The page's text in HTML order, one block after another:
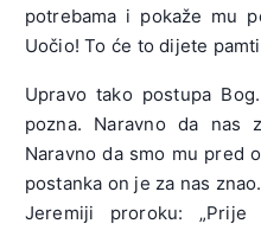
potrebama i pokaže mu
Uočio! To će to dijete
Upravo tako postupa
pozna. Naravno da nas
Naravno da smo mu pred
postanka on je za nas
Jeremiji proroku: